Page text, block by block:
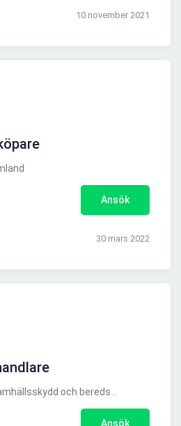
10 november 2021
Ansök
30 mars 2022
och bereds ..
Ansök